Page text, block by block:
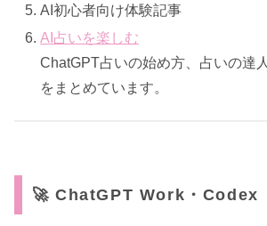
AI初心者向け体験記事
AI占いを楽しむ
ChatGPT占いの始め方、占いの達
をまとめています。
🚀 ChatGPT Work・Codex